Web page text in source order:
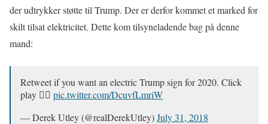
der udtrykker støtte til Trump. Der er derfor kommet et marked for
skilt tilsat elektricitet. Dette kom tilsyneladende bag på denne
mand:
Retweet if you want an electric Trump sign for 2020. Click
play 👇🏻 pic.twitter.com/DcuvfLmriW
— Derek Utley (@realDerekUtley)July 31, 2018